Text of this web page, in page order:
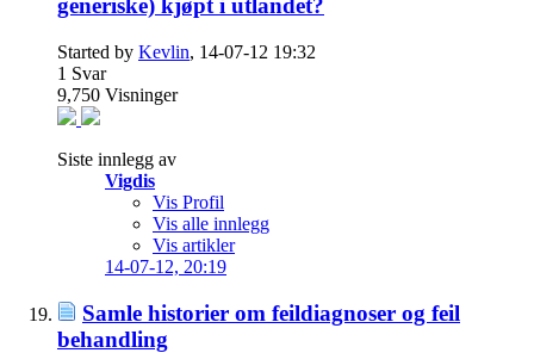
generiske) kjøpt i utlandet?
Started by Kevlin, 14-07-12 19:32
1 Svar
9,750 Visninger
Siste innlegg av
Vigdis
Vis Profil
Vis alle innlegg
Vis artikler
14-07-12, 20:19
Samle historier om feildiagnoser og feil
behandling